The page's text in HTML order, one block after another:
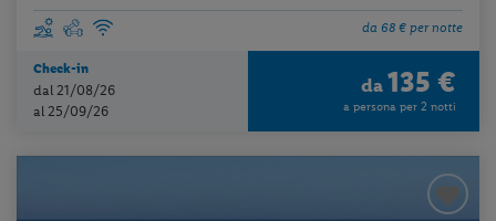
da 68 € per notte
Check-in
dal 21/08/26
al 25/09/26
da 135 €
a persona per 2 notti